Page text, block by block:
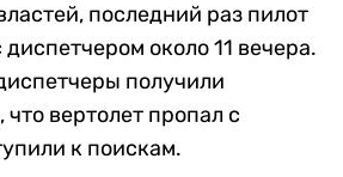
последний раз пилот
около 11 вечера.
получили
вертолет пропал с
к поискам.